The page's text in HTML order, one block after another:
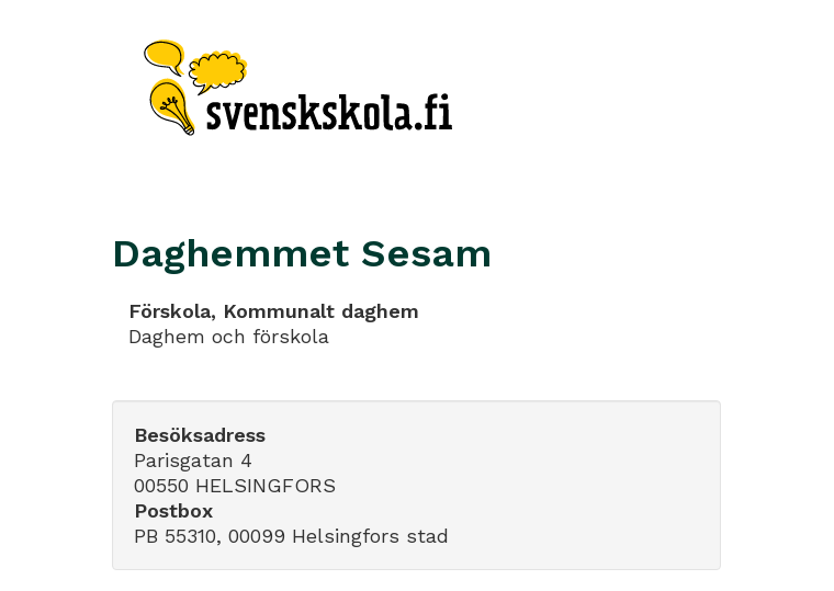
Daghemmet Sesam
Förskola, Kommunalt daghem
Daghem och förskola
Besöksadress
Parisgatan 4
00550 HELSINGFORS
Postbox
PB 55310, 00099 Helsingfors stad